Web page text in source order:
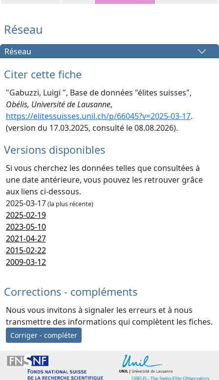
Réseau
Réseau
Citer cette fiche
"Gabuzzi, Luigi ", Base de données "élites suisses",
Obélis, Université de Lausanne,
https://elitessuisses.unil.ch/p/66045?v=2025-03-17.
(version du 17.03.2025, consulté le 08.08.2026).
Versions disponibles
Si vous cherchez les données telles que consultées à
une date antérieure, vous pouvez les retrouver grâce
aux liens ci-dessous.
2025-03-17(la plus récente)
2025-02-19
2023-05-10
2021-04-27
2015-02-22
2009-03-12
Corrections - compléments
Nous vous invitons à signaler les erreurs et à nous
transmettre des informations qui complètent les fiches.
Corriger - compléter